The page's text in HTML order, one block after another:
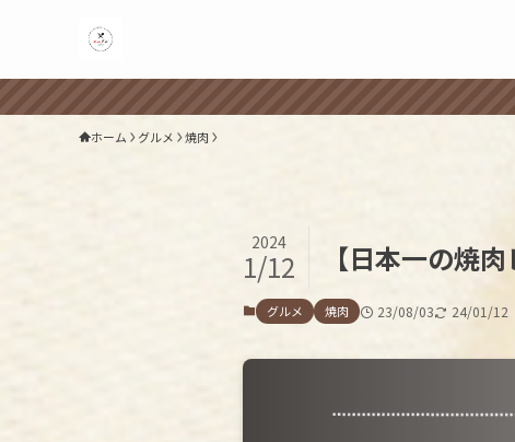
ホーム グルメ 焼肉
【日本一の焼
2024
1/12
グルメ 焼肉 23/08/03 24/01/12